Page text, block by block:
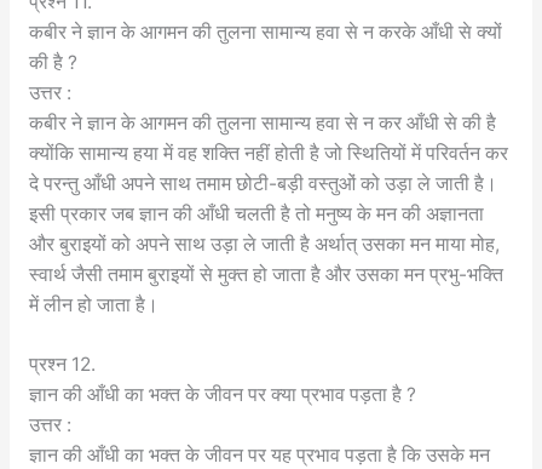
कबीर ने ज्ञान के आगमन की तुलना सामान्य हवा से न करके आँधी से क्यों
की है ?
उत्तर :
कबीर ने ज्ञान के आगमन की तुलना सामान्य हवा से न कर आँधी से की है
क्योंकि सामान्य हया में वह शक्ति नहीं होती है जो स्थितियों में परिवर्तन कर
दे परन्तु आँधी अपने साथ तमाम छोटी-बड़ी वस्तुओं को उड़ा ले जाती है।
इसी प्रकार जब ज्ञान की आँधी चलती है तो मनुष्य के मन की अज्ञानता
और बुराइयों को अपने साथ उड़ा ले जाती है अर्थात् उसका मन माया मोह,
स्वार्थ जैसी तमाम बुराइयों से मुक्त हो जाता है और उसका मन प्रभु-भक्ति
में लीन हो जाता है।
प्रश्न 12.
ज्ञान की आँधी का भक्त के जीवन पर क्या प्रभाव पड़ता है ?
उत्तर :
ज्ञान की आँधी का भक्त के जीवन पर यह प्रभाव पड़ता है कि उसके मन